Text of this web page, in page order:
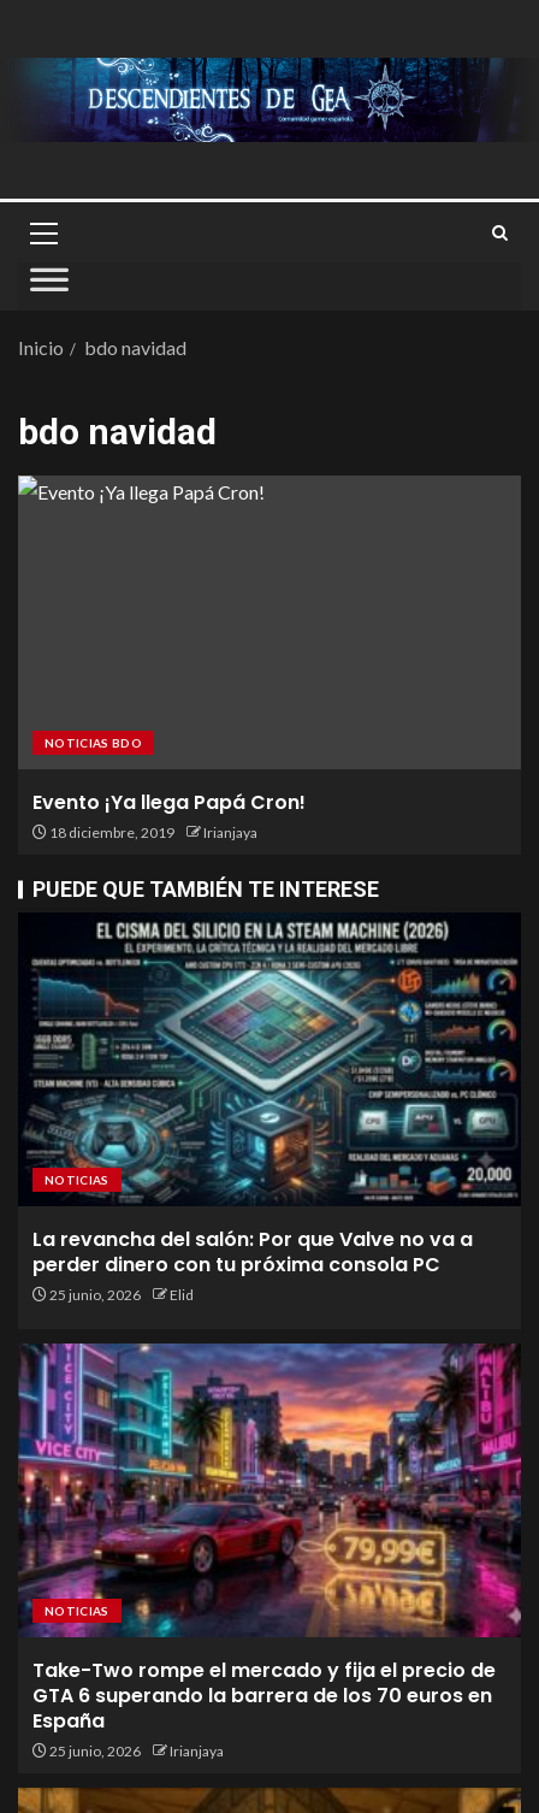
Inicio bdo navidad
bdo navidad
NOTICIAS BDO
Evento ¡Ya llega Papá Cron!
18 diciembre, 2019 Irianjaya
PUEDE QUE TAMBIÉN TE INTERESE
NOTICIAS
La revancha del salón: Por que Valve no va a
perder dinero con tu próxima consola PC
25 junio, 2026 Elid
NOTICIAS
Take-Two rompe el mercado y fija el precio de
GTA 6 superando la barrera de los 70 euros en
España
25 junio, 2026 Irianjaya